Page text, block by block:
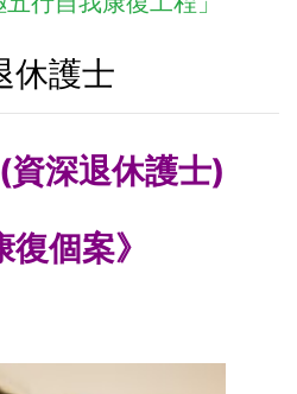
休護士
深退休護士)
復個案》